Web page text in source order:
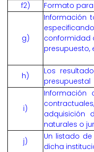
f2)
Formato
g)
Información
conformidad
h)
Los
presupuestal
i)
Información
adquisición
naturales o
j)
Un listado
dicha